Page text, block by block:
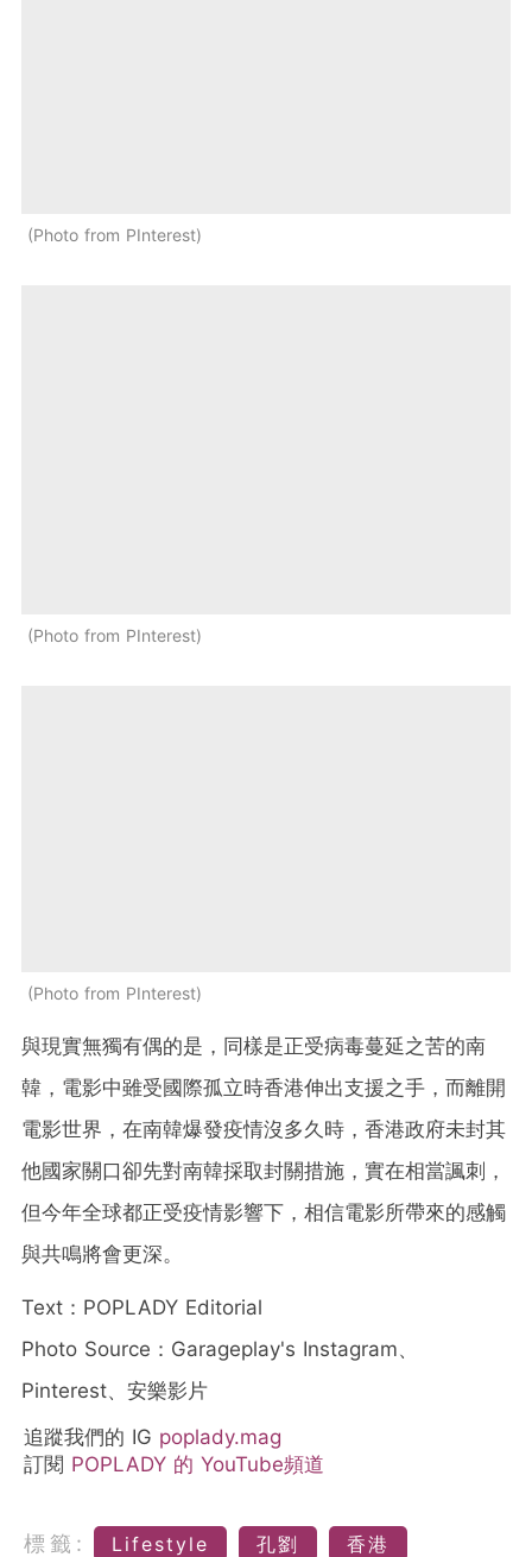
Photo from PInterest
Photo from PInterest
Photo from PInterest
與現實無獨有偶的是，同樣是正受病毒蔓延之苦的南
韓，電影中雖受國際孤立時香港伸出支援之手，而離開
電影世界，在南韓爆發疫情沒多久時，香港政府未封其
他國家關口卻先對南韓採取封關措施，實在相當諷刺，
但今年全球都正受疫情影響下，相信電影所帶來的感觸
與共鳴將會更深。
Text：POPLADY Editorial
Photo Source：Garageplay's Instagram、
Pinterest、安樂影片
追蹤我們的 IG poplady.mag
訂閱 POPLADY 的 YouTube頻道
標籤: Lifestyle 孔劉
香港